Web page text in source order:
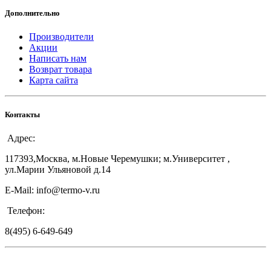
Дополнительно
Производители
Акции
Написать нам
Возврат товара
Карта сайта
Контакты
Адрес:
117393,Москва, м.Новые Черемушки; м.Университет ,
ул.Марии Ульяновой д.14
E-Mail: info@termo-v.ru
Телефон:
8(495) 6-649-649